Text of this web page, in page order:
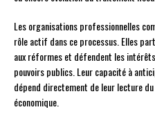
Les organisations professionnelles
rôle actif dans ce processus. Elles
aux réformes et défendent les
pouvoirs publics. Leur capacité à
dépend directement de leur lecture
économique.